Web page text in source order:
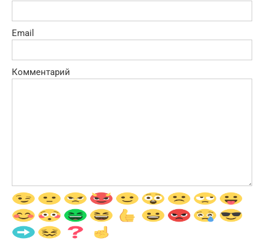
Email
Комментарий